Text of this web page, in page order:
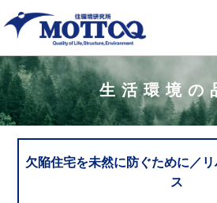
生活環境の
欠陥住宅を未然に防ぐために／
ス